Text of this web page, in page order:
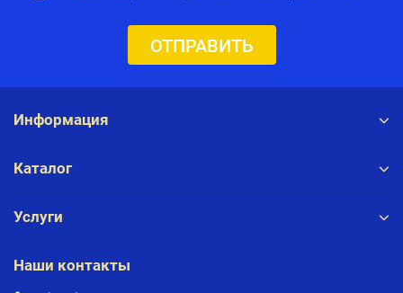
ОТПРАВИТЬ
Информация
Каталог
Услуги
Наши контакты